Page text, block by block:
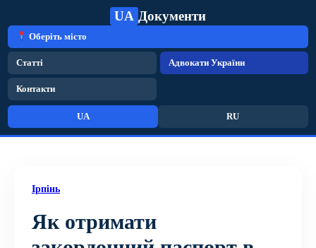
UA Документи
Оберіть місто
Статті Адвокати України
Контакти
UA RU
Ірпінь
Як отримати